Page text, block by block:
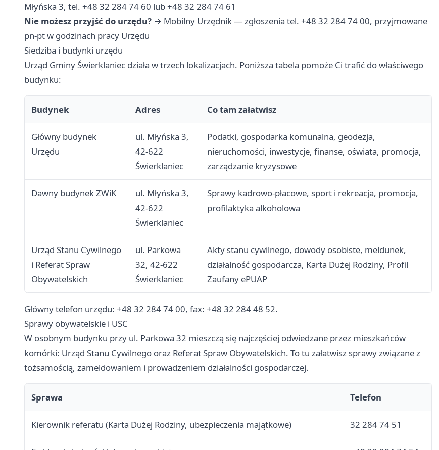
Młyńska 3, tel. +48 32 284 74 60 lub +48 32 284 74 61
Nie możesz przyjść do urzędu? → Mobilny Urzędnik — zgłoszenia tel. +48 32 284 74 00, przyjmowane
pn-pt w godzinach pracy Urzędu
Siedziba i budynki urzędu
Urząd Gminy Świerklaniec działa w trzech lokalizacjach. Poniższa tabela pomoże Ci trafić do właściwego
budynku:
Budynek Adres Co tam załatwisz
Główny budynek
Urzędu
ul. Młyńska 3,
42-622
Świerklaniec
Podatki, gospodarka komunalna, geodezja,
nieruchomości, inwestycje, finanse, oświata, promocja,
zarządzanie kryzysowe
Dawny budynek ZWiK
ul. Młyńska 3,
42-622
Świerklaniec
Sprawy kadrowo-płacowe, sport i rekreacja, promocja,
profilaktyka alkoholowa
Urząd Stanu Cywilnego
i Referat Spraw
Obywatelskich
ul. Parkowa
32, 42-622
Świerklaniec
Akty stanu cywilnego, dowody osobiste, meldunek,
działalność gospodarcza, Karta Dużej Rodziny, Profil
Zaufany ePUAP
Główny telefon urzędu: +48 32 284 74 00, fax: +48 32 284 48 52.
Sprawy obywatelskie i USC
W osobnym budynku przy ul. Parkowa 32 mieszczą się najczęściej odwiedzane przez mieszkańców
komórki: Urząd Stanu Cywilnego oraz Referat Spraw Obywatelskich. To tu załatwisz sprawy związane z
tożsamością, zameldowaniem i prowadzeniem działalności gospodarczej.
Sprawa Telefon
Kierownik referatu (Karta Dużej Rodziny, ubezpieczenia majątkowe) 32 284 74 51